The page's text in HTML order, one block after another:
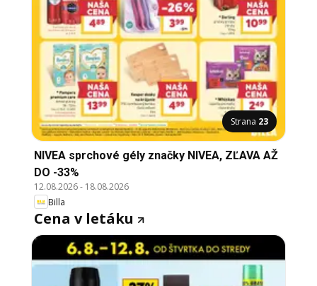
Strana 23
NIVEA sprchové gély značky NIVEA, ZĽAVA AŽ
DO -33%
12.08.2026- 18.08.2026
Billa
Cena v letáku